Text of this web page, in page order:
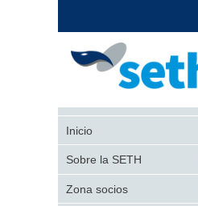
Inicio
Sobre la SETH
Zona socios